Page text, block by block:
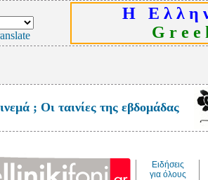
Η Ε λ λ η
G r e e
; Οι ταινίες της εβδομάδας
Ειδήσεις
για όλους